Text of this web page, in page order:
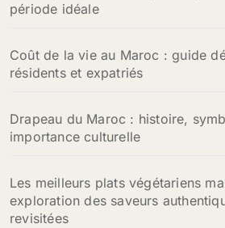
période idéale
Coût de la vie au Maroc : guide
résidents et expatriés
Drapeau du Maroc : histoire,
importance culturelle
Les meilleurs plats végétariens
exploration des saveurs
revisitées